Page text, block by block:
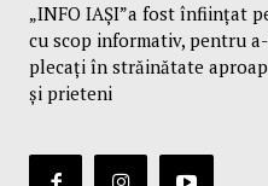
„INFO IAȘI”a fost înfiinţat
cu scop informativ, pentru
plecaţi în străinătate
și prieteni